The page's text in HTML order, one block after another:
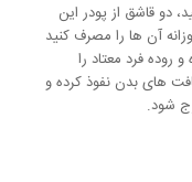
دو قاشق از پودر این
آن ها را مصرف کنید
روده فرد معتاد را
های بدن نفوذ کرده و
شود.